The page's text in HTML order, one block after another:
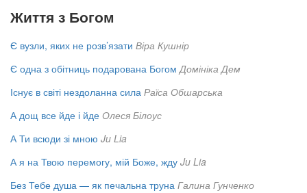
Життя з Богом
Є вузли, яких не розв’язати Віра Кушнір
Є одна з обітниць подарована Богом Домініка Дем
Існує в світі нездоланна сила Раїса Обшарська
А дощ все йде і йде Олеся Білоус
А Ти всюди зі мною Ju Lia
А я на Твою перемогу, мій Боже, жду Ju Lia
Без Тебе душа — як печальна труна Галина Гунченко